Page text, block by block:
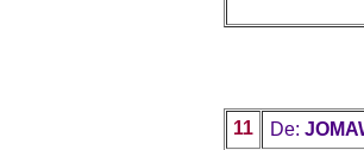
11 De: